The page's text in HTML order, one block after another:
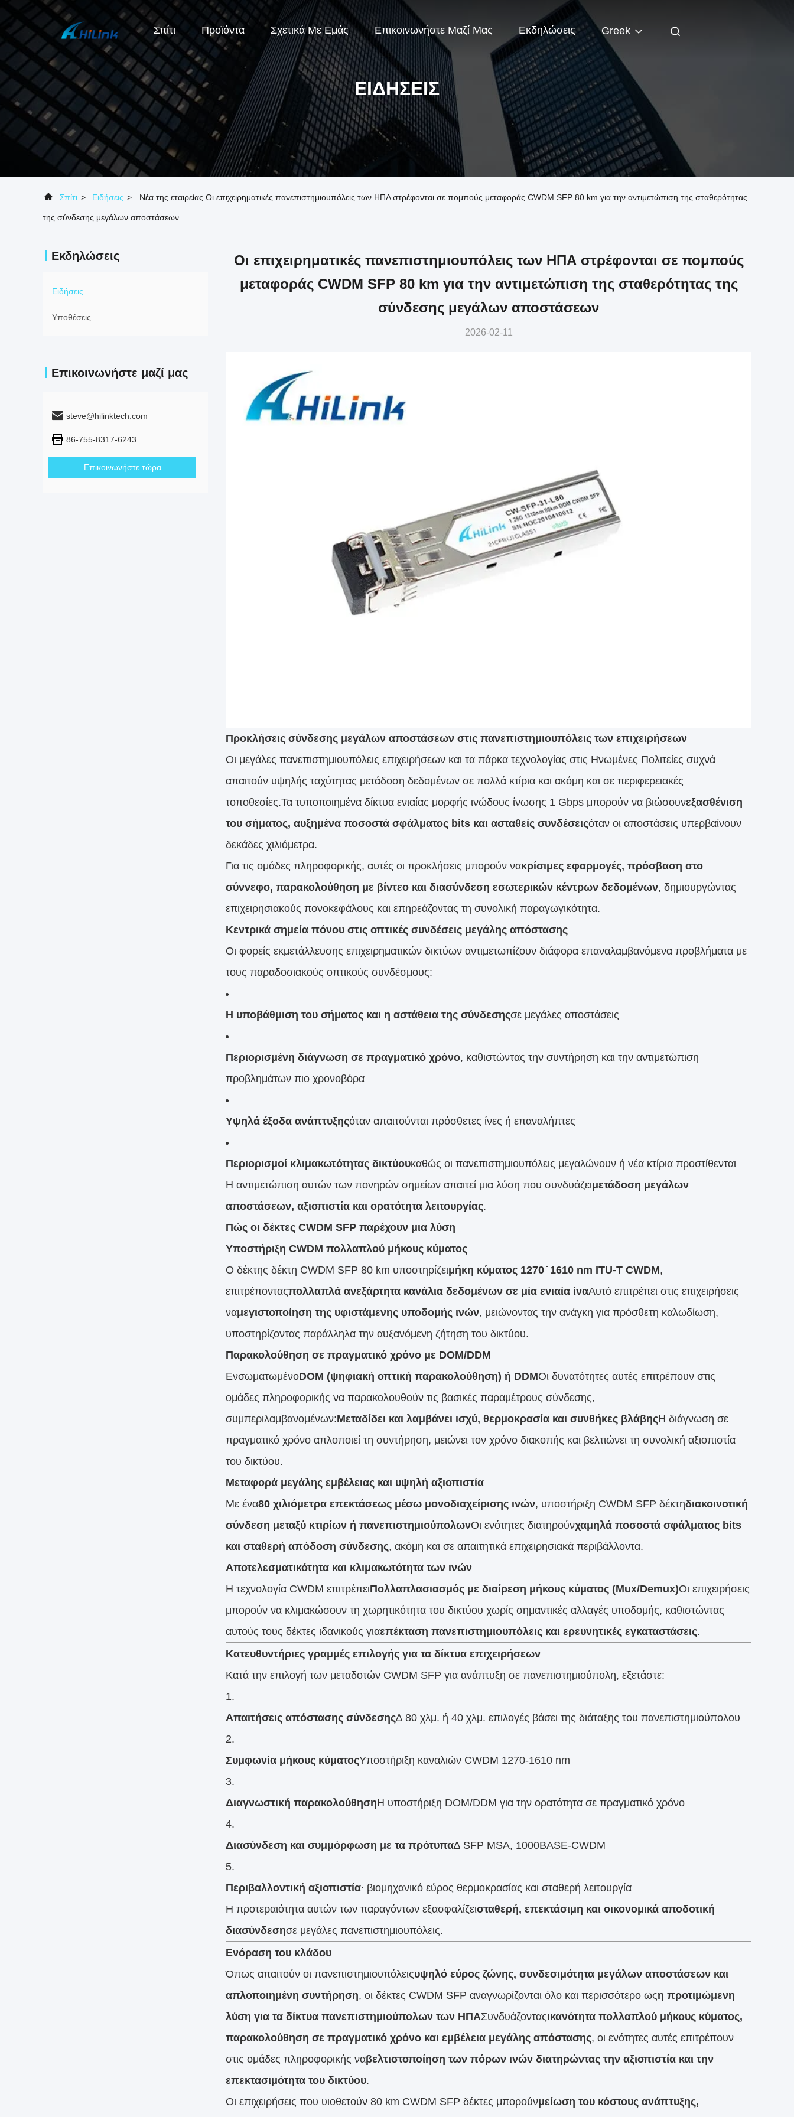
Σπίτι Προϊόντα Σχετικά Με Εμάς Επικοινωνήστε Μαζί Μας Εκδηλώσεις Greek
ΕΙΔΉΣΕΙΣ
Σπίτι > Ειδήσεις > Νέα της εταιρείας Οι επιχειρηματικές πανεπιστημιουπόλεις των ΗΠΑ στρέφονται σε πομπούς μεταφοράς CWDM SFP 80 km για την αντιμετώπιση της σταθερότητας
της σύνδεσης μεγάλων αποστάσεων
Εκδηλώσεις
Ειδήσεις
Υποθέσεις
Επικοινωνήστε μαζί μας
steve@hilinktech.com
86-755-8317-6243
Επικοινωνήστε τώρα
Οι επιχειρηματικές πανεπιστημιουπόλεις των ΗΠΑ στρέφονται σε πομπούς
μεταφοράς CWDM SFP 80 km για την αντιμετώπιση της σταθερότητας της
σύνδεσης μεγάλων αποστάσεων
2026-02-11
Προκλήσεις σύνδεσης μεγάλων αποστάσεων στις πανεπιστημιουπόλεις των επιχειρήσεων
Οι μεγάλες πανεπιστημιουπόλεις επιχειρήσεων και τα πάρκα τεχνολογίας στις Ηνωμένες Πολιτείες συχνά
απαιτούν υψηλής ταχύτητας μετάδοση δεδομένων σε πολλά κτίρια και ακόμη και σε περιφερειακές
τοποθεσίες.Τα τυποποιημένα δίκτυα ενιαίας μορφής ινώδους ίνωσης 1 Gbps μπορούν να βιώσουνεξασθένιση
του σήματος, αυξημένα ποσοστά σφάλματος bits και ασταθείς συνδέσειςόταν οι αποστάσεις υπερβαίνουν
δεκάδες χιλιόμετρα.
Για τις ομάδες πληροφορικής, αυτές οι προκλήσεις μπορούν νακρίσιμες εφαρμογές, πρόσβαση στο
σύννεφο, παρακολούθηση με βίντεο και διασύνδεση εσωτερικών κέντρων δεδομένων, δημιουργώντας
επιχειρησιακούς πονοκεφάλους και επηρεάζοντας τη συνολική παραγωγικότητα.
Κεντρικά σημεία πόνου στις οπτικές συνδέσεις μεγάλης απόστασης
Οι φορείς εκμετάλλευσης επιχειρηματικών δικτύων αντιμετωπίζουν διάφορα επαναλαμβανόμενα προβλήματα με
τους παραδοσιακούς οπτικούς συνδέσμους:
Η υποβάθμιση του σήματος και η αστάθεια της σύνδεσηςσε μεγάλες αποστάσεις
Περιορισμένη διάγνωση σε πραγματικό χρόνο, καθιστώντας την συντήρηση και την αντιμετώπιση
προβλημάτων πιο χρονοβόρα
Υψηλά έξοδα ανάπτυξηςόταν απαιτούνται πρόσθετες ίνες ή επαναλήπτες
Περιορισμοί κλιμακωτότητας δικτύουκαθώς οι πανεπιστημιουπόλεις μεγαλώνουν ή νέα κτίρια προστίθενται
Η αντιμετώπιση αυτών των πονηρών σημείων απαιτεί μια λύση που συνδυάζειμετάδοση μεγάλων
αποστάσεων, αξιοπιστία και ορατότητα λειτουργίας.
Πώς οι δέκτες CWDM SFP παρέχουν μια λύση
Υποστήριξη CWDM πολλαπλού μήκους κύματος
Ο δέκτης δέκτη CWDM SFP 80 km υποστηρίζειμήκη κύματος 1270 ̇ 1610 nm ITU-T CWDM,
επιτρέπονταςπολλαπλά ανεξάρτητα κανάλια δεδομένων σε μία ενιαία ίναΑυτό επιτρέπει στις επιχειρήσεις
ναμεγιστοποίηση της υφιστάμενης υποδομής ινών, μειώνοντας την ανάγκη για πρόσθετη καλωδίωση,
υποστηρίζοντας παράλληλα την αυξανόμενη ζήτηση του δικτύου.
Παρακολούθηση σε πραγματικό χρόνο με DOM/DDM
ΕνσωματωμένοDOM (ψηφιακή οπτική παρακολούθηση) ή DDMΟι δυνατότητες αυτές επιτρέπουν στις
ομάδες πληροφορικής να παρακολουθούν τις βασικές παραμέτρους σύνδεσης,
συμπεριλαμβανομένων:Μεταδίδει και λαμβάνει ισχύ, θερμοκρασία και συνθήκες βλάβηςΗ διάγνωση σε
πραγματικό χρόνο απλοποιεί τη συντήρηση, μειώνει τον χρόνο διακοπής και βελτιώνει τη συνολική αξιοπιστία
του δικτύου.
Μεταφορά μεγάλης εμβέλειας και υψηλή αξιοπιστία
Με ένα80 χιλιόμετρα επεκτάσεως μέσω μονοδιαχείρισης ινών, υποστήριξη CWDM SFP δέκτηδιακοινοτική
σύνδεση μεταξύ κτιρίων ή πανεπιστημιούπολωνΟι ενότητες διατηρούνχαμηλά ποσοστά σφάλματος bits
και σταθερή απόδοση σύνδεσης, ακόμη και σε απαιτητικά επιχειρησιακά περιβάλλοντα.
Αποτελεσματικότητα και κλιμακωτότητα των ινών
Η τεχνολογία CWDM επιτρέπειΠολλαπλασιασμός με διαίρεση μήκους κύματος (Mux/Demux)Οι επιχειρήσεις
μπορούν να κλιμακώσουν τη χωρητικότητα του δικτύου χωρίς σημαντικές αλλαγές υποδομής, καθιστώντας
αυτούς τους δέκτες ιδανικούς γιαεπέκταση πανεπιστημιουπόλεις και ερευνητικές εγκαταστάσεις.
Κατευθυντήριες γραμμές επιλογής για τα δίκτυα επιχειρήσεων
Κατά την επιλογή των μεταδοτών CWDM SFP για ανάπτυξη σε πανεπιστημιούπολη, εξετάστε:
Απαιτήσεις απόστασης σύνδεσης∆ 80 χλμ. ή 40 χλμ. επιλογές βάσει της διάταξης του πανεπιστημιούπολου
Συμφωνία μήκους κύματοςΥποστήριξη καναλιών CWDM 1270-1610 nm
Διαγνωστική παρακολούθησηΗ υποστήριξη DOM/DDM για την ορατότητα σε πραγματικό χρόνο
Διασύνδεση και συμμόρφωση με τα πρότυπα∆ SFP MSA, 1000BASE-CWDM
Περιβαλλοντική αξιοπιστία∙ βιομηχανικό εύρος θερμοκρασίας και σταθερή λειτουργία
Η προτεραιότητα αυτών των παραγόντων εξασφαλίζεισταθερή, επεκτάσιμη και οικονομικά αποδοτική
διασύνδεσησε μεγάλες πανεπιστημιουπόλεις.
Ενόραση του κλάδου
Όπως απαιτούν οι πανεπιστημιουπόλειςυψηλό εύρος ζώνης, συνδεσιμότητα μεγάλων αποστάσεων και
απλοποιημένη συντήρηση, οι δέκτες CWDM SFP αναγνωρίζονται όλο και περισσότερο ωςη προτιμώμενη
λύση για τα δίκτυα πανεπιστημιούπολων των ΗΠΑΣυνδυάζονταςικανότητα πολλαπλού μήκους κύματος,
παρακολούθηση σε πραγματικό χρόνο και εμβέλεια μεγάλης απόστασης, οι ενότητες αυτές επιτρέπουν
στις ομάδες πληροφορικής ναβελτιστοποίηση των πόρων ινών διατηρώντας την αξιοπιστία και την
επεκτασιμότητα του δικτύου.
Οι επιχειρήσεις που υιοθετούν 80 km CWDM SFP δέκτες μπορούνμείωση του κόστους ανάπτυξης,